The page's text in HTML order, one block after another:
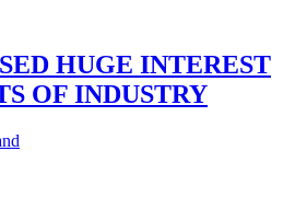
HUGE INTEREST
OF INDUSTRY